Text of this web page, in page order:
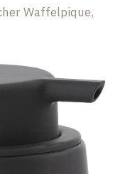
Waffelpique,